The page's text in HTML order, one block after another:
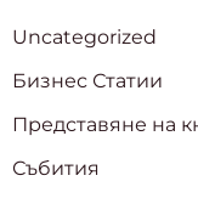
Uncategorized
Бизнес Статии
Представяне на
Събития